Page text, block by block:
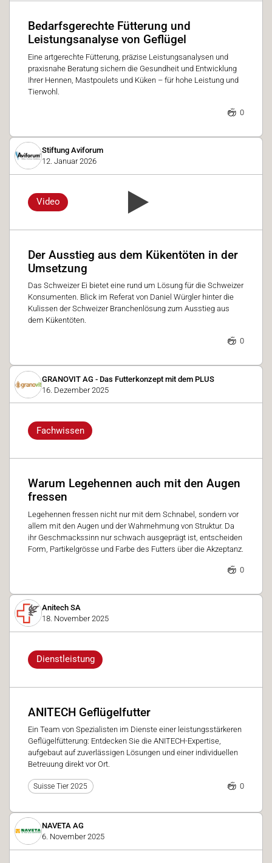
Bedarfsgerechte Fütterung und
Leistungsanalyse von Geflügel
Eine artgerechte Fütterung, präzise Leistungsanalysen und
praxisnahe Beratung sichern die Gesundheit und Entwicklung
Ihrer Hennen, Mastpoulets und Küken – für hohe Leistung und
Tierwohl.
0
Stiftung Aviforum
12. Januar 2026
Video
Der Ausstieg aus dem Kükentöten in der
Umsetzung
Das Schweizer Ei bietet eine rund um Lösung für die Schweizer
Konsumenten. Blick im Referat von Daniel Würgler hinter die
Kulissen der Schweizer Branchenlösung zum Ausstieg aus
dem Kükentöten.
0
GRANOVIT AG - Das Futterkonzept mit dem PLUS
16. Dezember 2025
Fachwissen
Warum Legehennen auch mit den Augen
fressen
Legehennen fressen nicht nur mit dem Schnabel, sondern vor
allem mit den Augen und der Wahrnehmung von Struktur. Da
ihr Geschmackssinn nur schwach ausgeprägt ist, entscheiden
Form, Partikelgrösse und Farbe des Futters über die Akzeptanz.
0
Anitech SA
18. November 2025
Dienstleistung
ANITECH Geflügelfutter
Ein Team von Spezialisten im Dienste einer leistungsstärkeren
Geflügelfütterung: Entdecken Sie die ANITECH-Expertise,
aufgebaut auf zuverlässigen Lösungen und einer individuellen
Betreuung direkt vor Ort.
Suisse Tier 2025 0
NAVETA AG
6. November 2025